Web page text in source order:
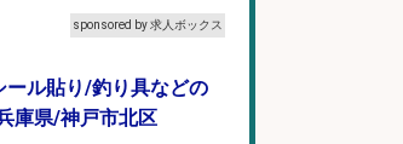
sponsored by 求人ボックス
ール貼り/釣り具などの
庫県/神戸市北区